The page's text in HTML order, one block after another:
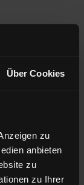
Über Cookies
zu
anbieten
zu
zu Ihrer